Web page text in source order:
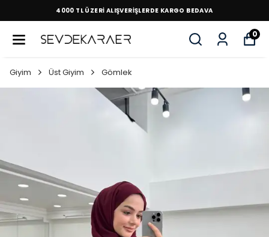
4000 TL ÜZERİ ALIŞVERİŞLERDE KARGO BEDAVA
0
Giyim Üst Giyim Gömlek